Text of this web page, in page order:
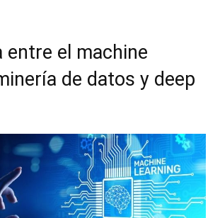
entre el machine
de datos y deep